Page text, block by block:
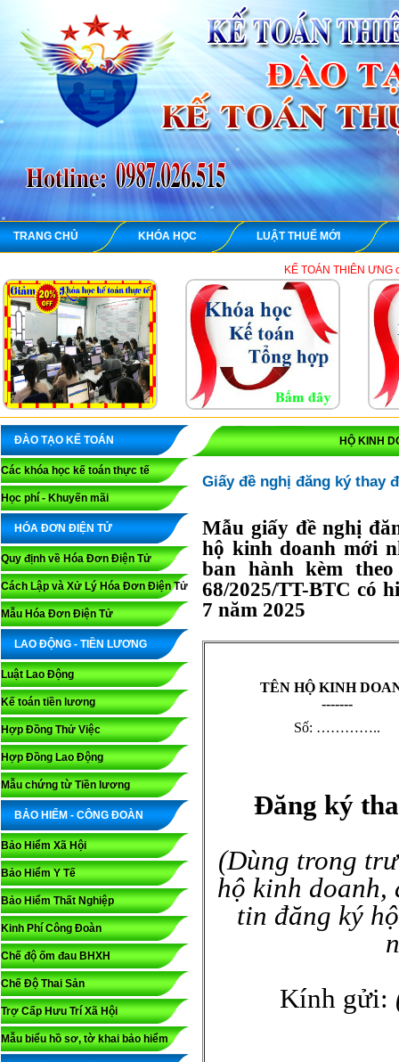
TRANG CHỦ KHÓA HỌC LUẬT THUẾ MỚI
KẾ TOÁN THIÊN ƯNG chuyên dạy
ĐÀO TẠO KẾ TOÁN
Các khóa học kế toán thực tế
Học phí - Khuyến mãi
HÓA ĐƠN ĐIỆN TỬ
Quy định về Hóa Đơn Điện Tử
Cách Lập và Xử Lý Hóa Đơn Điện Tử
Mẫu Hóa Đơn Điện Tử
LAO ĐỘNG - TIỀN LƯƠNG
Luật Lao Động
Kế toán tiền lương
Hợp Đồng Thử Việc
Hợp Đồng Lao Động
Mẫu chứng từ Tiền lương
BẢO HIỂM - CÔNG ĐOÀN
Bảo Hiểm Xã Hội
Bảo Hiểm Y Tế
Bảo Hiểm Thất Nghiệp
Kinh Phí Công Đoàn
Chế độ ốm đau BHXH
Chế Độ Thai Sản
Trợ Cấp Hưu Trí Xã Hội
Mẫu biểu hồ sơ, tờ khai bảo hiểm
HỘ KINH
Giấy đề nghị đăng ký thay
Mẫu giấy đề nghị
hộ kinh doanh mới
ban hành kèm
68/2025/TT-BTC có
7 năm 2025
TÊN HỘ KINH
-------
Số: …………..
Đăng ký
(Dùng trong
hộ kinh doanh,
tin đăng ký
Kính gửi: